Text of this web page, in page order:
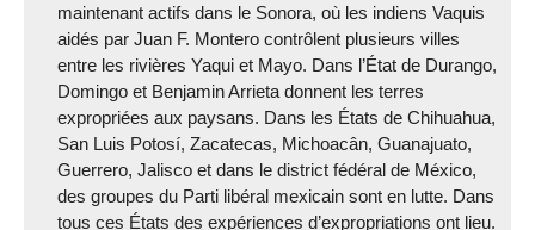
maintenant actifs dans le Sonora, où les indiens Vaquis
aidés par Juan F. Montero contrôlent plusieurs villes
entre les rivières Yaqui et Mayo. Dans l’État de Durango,
Domingo et Benjamin Arrieta donnent les terres
expropriées aux paysans. Dans les États de Chihuahua,
San Luis Potosí, Zacatecas, Michoacân, Guanajuato,
Guerrero, Jalisco et dans le district fédéral de México,
des groupes du Parti libéral mexicain sont en lutte. Dans
tous ces États des expériences d’expropriations ont lieu.